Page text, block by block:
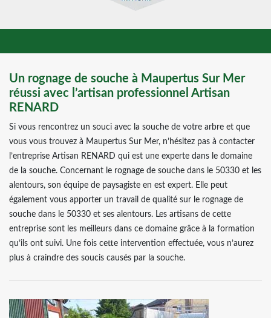
Un rognage de souche à Maupertus Sur Mer
réussi avec l’artisan professionnel Artisan
RENARD
Si vous rencontrez un souci avec la souche de votre arbre et que
vous vous trouvez à Maupertus Sur Mer, n’hésitez pas à contacter
l’entreprise Artisan RENARD qui est une experte dans le domaine
de la souche. Concernant le rognage de souche dans le 50330 et les
alentours, son équipe de paysagiste en est expert. Elle peut
également vous apporter un travail de qualité sur le rognage de
souche dans le 50330 et ses alentours. Les artisans de cette
entreprise sont les meilleurs dans ce domaine grâce à la formation
qu’ils ont suivi. Une fois cette intervention effectuée, vous n’aurez
plus à craindre des soucis causés par la souche.